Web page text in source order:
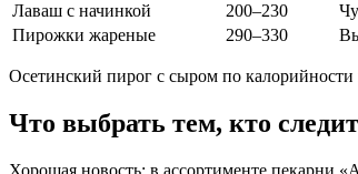
Лаваш с начинкой
200–230
Пирожки жареные
290–330
Осетинский пирог с сыром по
Что выбрать тем, кто
Хорошая новость: в ассортименте пекарни